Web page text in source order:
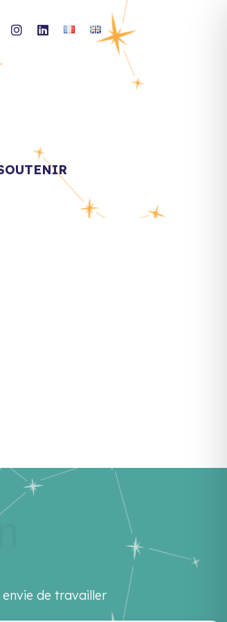
envie de travailler